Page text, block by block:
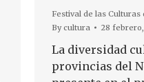
Festival de las Culturas
Bycultura 28
La diversidad
provincias del